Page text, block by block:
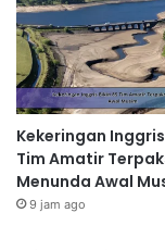
Kekeringan
Tim Amatir
Menunda Awal
9 jam ago